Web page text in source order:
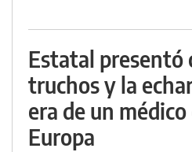
Estatal presentó
truchos y la
era de un
Europa